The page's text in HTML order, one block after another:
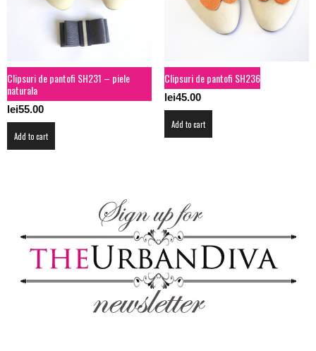
Clipsuri de pantofi SH231 – piele
naturala
lei55.00
Add to cart
Clipsuri de pantofi SH236
lei45.00
Add to cart